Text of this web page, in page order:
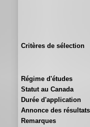
Critères de sélection
Régime d'études
Statut au Canada
Durée d'application
Annonce des résultats
Remarques